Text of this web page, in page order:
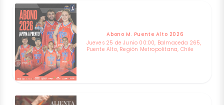
Abono M. Puente Alto 2026
Jueves 25 de Junio 00:00, Balmaceda 265,
Puente Alto, Región Metropolitana, Chile